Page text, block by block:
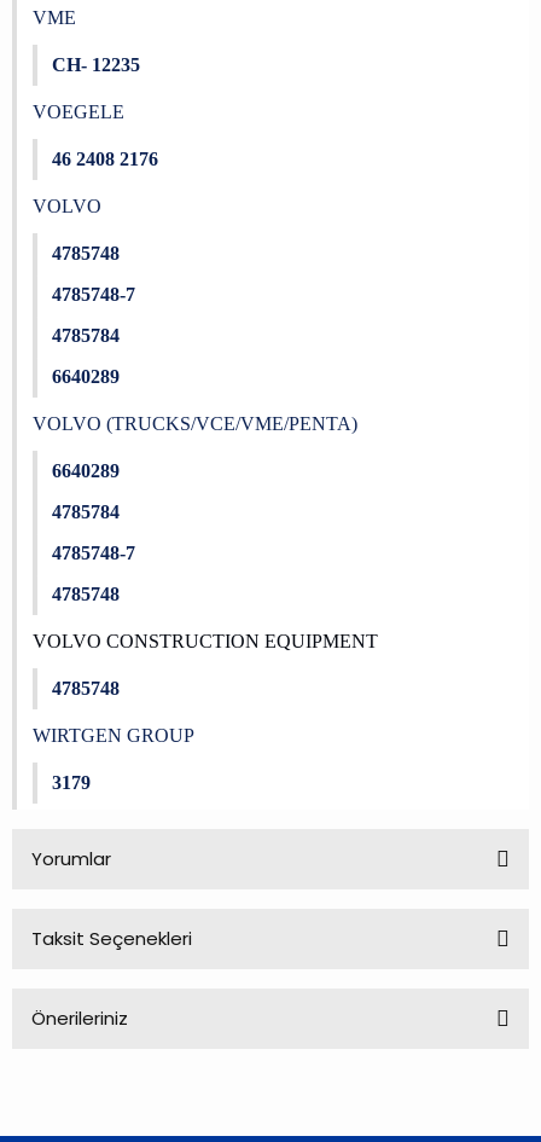
VME
CH- 12235
VOEGELE
46 2408 2176
VOLVO
4785748
4785748-7
4785784
6640289
VOLVO (TRUCKS/VCE/VME/PENTA)
6640289
4785784
4785748-7
4785748
VOLVO CONSTRUCTION EQUIPMENT
4785748
WIRTGEN GROUP
3179
Yorumlar
Taksit Seçenekleri
Önerileriniz